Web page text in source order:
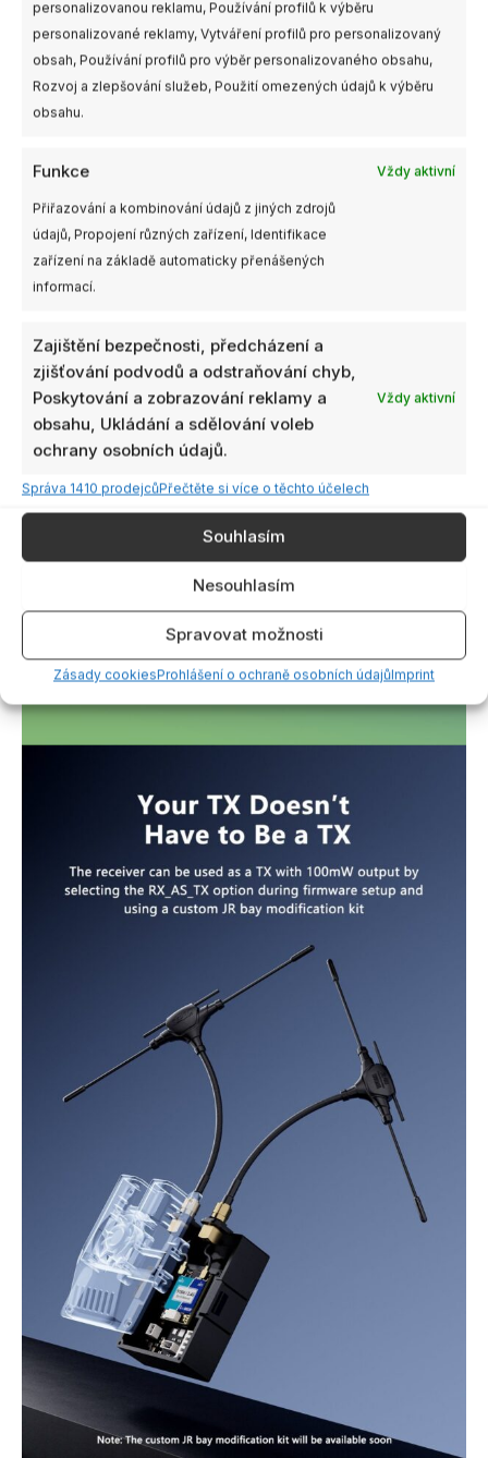
personalizovanou reklamu, Používání profilů k výběru
personalizované reklamy, Vytváření profilů pro personalizovaný
obsah, Používání profilů pro výběr personalizovaného obsahu,
Rozvoj a zlepšování služeb, Použití omezených údajů k výběru
obsahu.
Funkce Vždy aktivní
Přiřazování a kombinování údajů z jiných zdrojů
údajů, Propojení různých zařízení, Identifikace
zařízení na základě automaticky přenášených
informací.
Zajištění bezpečnosti, předcházení a
zjišťování podvodů a odstraňování chyb,
Poskytování a zobrazování reklamy a
obsahu, Ukládání a sdělování voleb
ochrany osobních údajů.
Vždy aktivní
Správa 1410 prodejcůPřečtěte si více o těchto účelech
Souhlasím
Nesouhlasím
Spravovat možnosti
Zásady cookiesProhlášení o ochraně osobních údajůImprint